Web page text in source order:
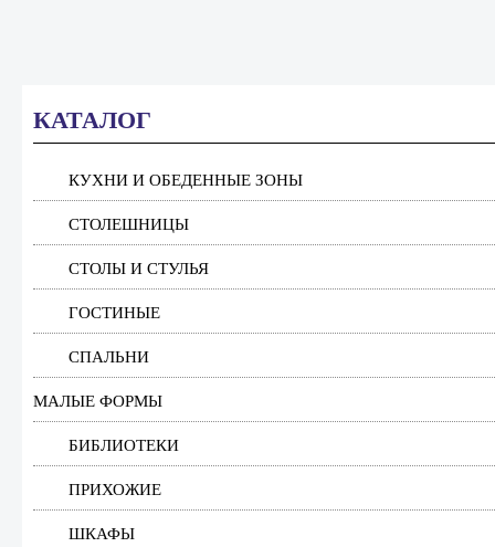
КАТАЛОГ
КУХНИ И ОБЕДЕННЫЕ ЗОНЫ
СТОЛЕШНИЦЫ
СТОЛЫ И СТУЛЬЯ
ГОСТИНЫЕ
СПАЛЬНИ
МАЛЫЕ ФОРМЫ
БИБЛИОТЕКИ
ПРИХОЖИЕ
ШКАФЫ